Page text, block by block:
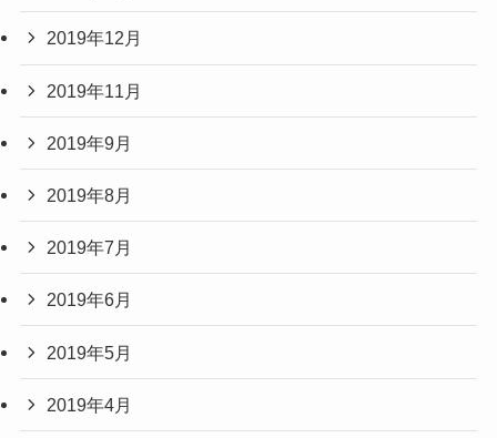
2019年12月
2019年11月
2019年9月
2019年8月
2019年7月
2019年6月
2019年5月
2019年4月